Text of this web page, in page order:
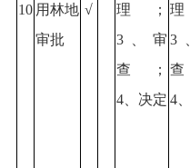
10 用林地
审批
√
理；
3、审
查；
4、决定
3
4